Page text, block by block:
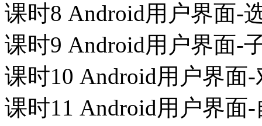
课时8 Android用户界面-
课时9 Android用户界面-
课时10 Android用户界面
课时11 Android用户界面